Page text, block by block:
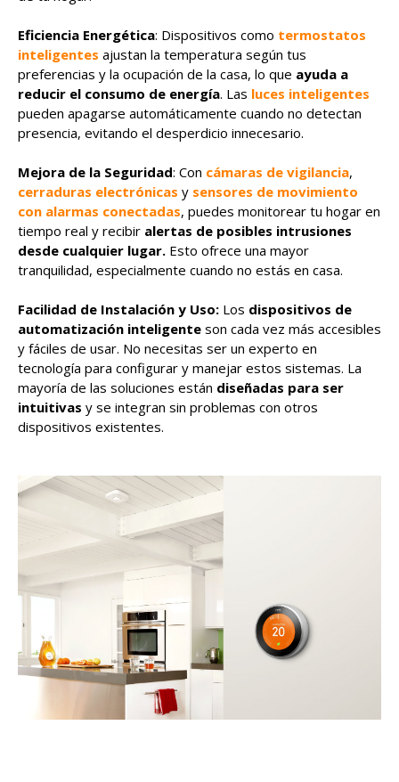
Eficiencia Energética: Dispositivos como termostatos
inteligentes ajustan la temperatura según tus
preferencias y la ocupación de la casa, lo que ayuda a
reducir el consumo de energía. Las luces inteligentes
pueden apagarse automáticamente cuando no detectan
presencia, evitando el desperdicio innecesario.
Mejora de la Seguridad: Con cámaras de vigilancia,
cerraduras electrónicas y sensores de movimiento
con alarmas conectadas, puedes monitorear tu hogar en
tiempo real y recibir alertas de posibles intrusiones
desde cualquier lugar. Esto ofrece una mayor
tranquilidad, especialmente cuando no estás en casa.
Facilidad de Instalación y Uso: Los dispositivos de
automatización inteligente son cada vez más accesibles
y fáciles de usar. No necesitas ser un experto en
tecnología para configurar y manejar estos sistemas. La
mayoría de las soluciones están diseñadas para ser
intuitivas y se integran sin problemas con otros
dispositivos existentes.